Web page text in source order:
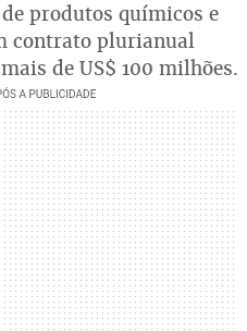
produtos químicos e
contrato plurianual
de US$ 100 milhões.